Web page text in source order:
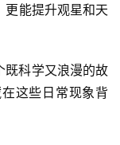
更能提升观星和天
既科学又浪漫的故
这些日常现象背